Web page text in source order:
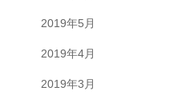
2019年5月
2019年4月
2019年3月